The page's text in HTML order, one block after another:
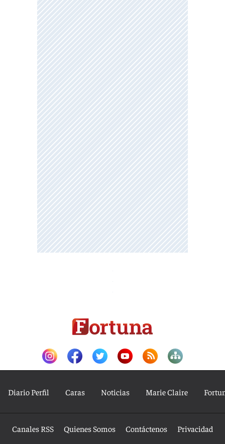
Diario Perfil Caras Noticias Marie Claire
Canales RSS Quienes Somos Contáctenos
Privacidad